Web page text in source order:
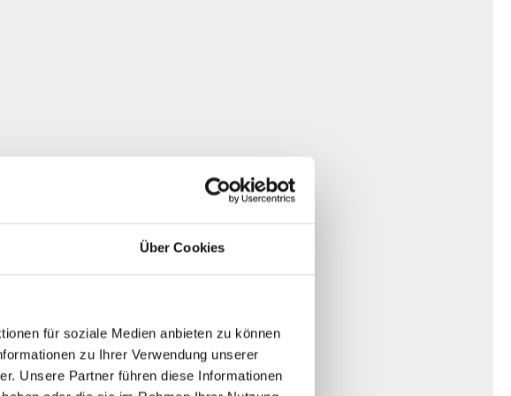
Über Cookies
für soziale Medien anbieten zu können
zu Ihrer Verwendung unserer
Unsere Partner führen diese Informationen
wird.